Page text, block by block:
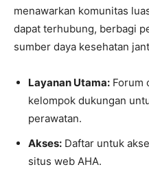
menawarkan komunitas
dapat terhubung, berbagi
sumber daya kesehatan
Layanan Utama: Forum
kelompok dukungan
perawatan.
Akses: Daftar untuk
situs web AHA.